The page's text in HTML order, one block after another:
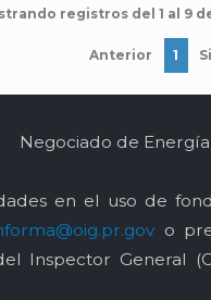
registros del 1 al 9
Anterior 1
Negociado de
en el uso de
o
Inspector General